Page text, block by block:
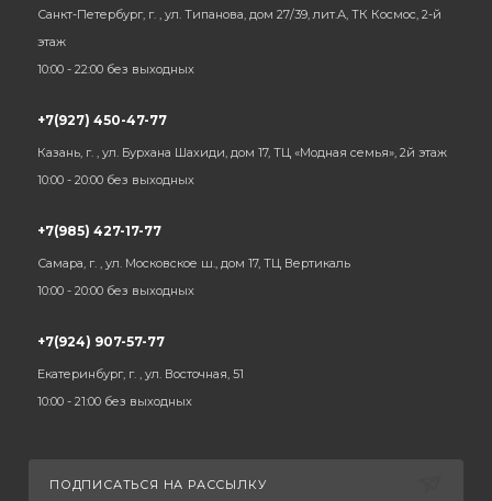
Санкт-Петербург, г. , ул. Типанова, дом 27/39, лит.А, ТК Космос, 2-й
этаж
10:00 - 22:00 без выходных
+7(927) 450-47-77
Казань, г. , ул. Бурхана Шахиди, дом 17, ТЦ «Модная семья», 2й этаж
10:00 - 20:00 без выходных
+7(985) 427-17-77
Самара, г. , ул. Московское ш., дом 17, ТЦ Вертикаль
10:00 - 20:00 без выходных
+7(924) 907-57-77
Екатеринбург, г. , ул. Восточная, 51
10:00 - 21:00 без выходных
ПОДПИСАТЬСЯ НА РАССЫЛКУ